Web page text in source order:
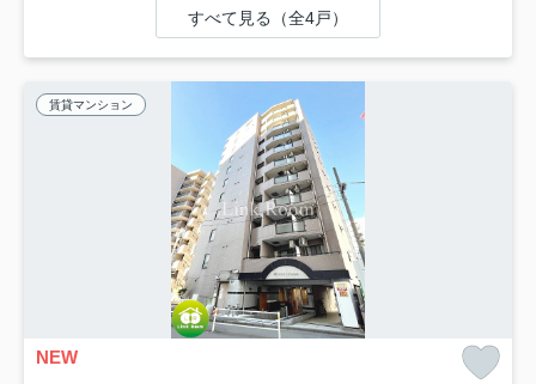
すべて見る（全4戸）
賃貸マンション
NEW